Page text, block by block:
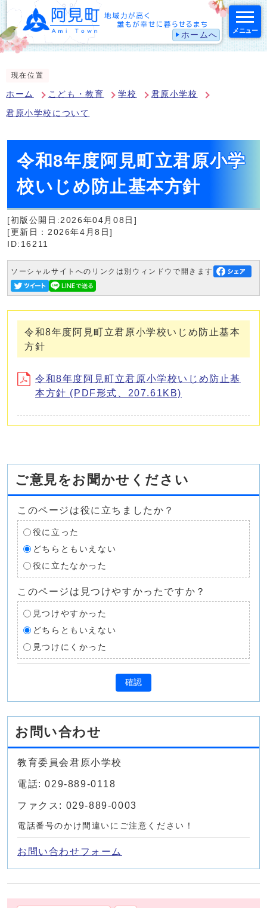
ホームへ メニュー
現在位置
ホーム こども・教育 学校 君原小学校
君原小学校について
令和8年度阿見町立君原小学
校いじめ防止基本方針
[初版公開日:2026年04月08日]
[更新日：2026年4月8日]
ID:16211
ソーシャルサイトへのリンクは別ウィンドウで開きます
令和8年度阿見町立君原小学校いじめ防止基本
方針
令和8年度阿見町立君原小学校いじめ防止基
本方針 (PDF形式、207.61KB)
ご意見をお聞かせください
このページは役に立ちましたか？
役に立った
どちらともいえない
役に立たなかった
このページは見つけやすかったですか？
見つけやすかった
どちらともいえない
見つけにくかった
確認
お問い合わせ
教育委員会君原小学校
電話: 029-889-0118
ファクス: 029-889-0003
電話番号のかけ間違いにご注意ください！
お問い合わせフォーム